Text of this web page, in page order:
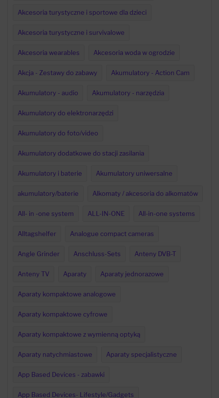
Akcesoria turystyczne i sportowe dla dzieci
Akcesoria turystyczne i survivalowe
Akcesoria wearables Akcesoria woda w ogrodzie
Akcja - Zestawy do zabawy Akumulatory - Action Cam
Akumulatory - audio Akumulatory - narzędzia
Akumulatory do elektronarzędzi
Akumulatory do foto/video
Akumulatory dodatkowe do stacji zasilania
Akumulatory i baterie Akumulatory uniwersalne
akumulatory/baterie Alkomaty / akcesoria do alkomatów
All- in -one system ALL-IN-ONE All-in-one systems
Alltagshelfer Analogue compact cameras
Angle Grinder Anschluss-Sets Anteny DVB-T
Anteny TV Aparaty Aparaty jednorazowe
Aparaty kompaktowe analogowe
Aparaty kompaktowe cyfrowe
Aparaty kompaktowe z wymienną optyką
Aparaty natychmiastowe Aparaty specjalistyczne
App Based Devices - zabawki
App Based Devices- Lifestyle/Gadgets